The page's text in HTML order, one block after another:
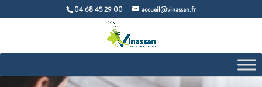
04 68 45 29 00 accueil@vinassan.fr